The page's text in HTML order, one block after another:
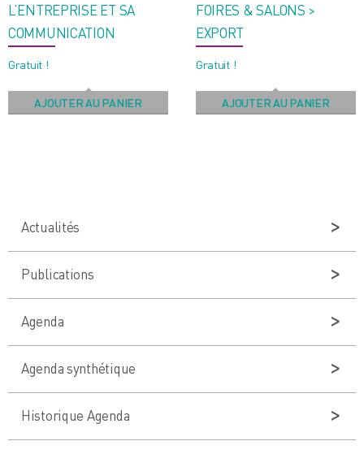
L’ENTREPRISE ET SA
COMMUNICATION
Gratuit !
AJOUTER AU PANIER
FOIRES & SALONS >
EXPORT
Gratuit !
AJOUTER AU PANIER
Actualités
Publications
Agenda
Agenda synthétique
Historique Agenda